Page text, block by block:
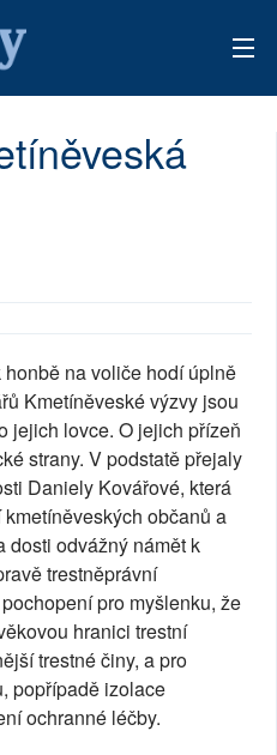
na voliče hodí úplně
Kmetíněveské výzvy jsou
jejich lovce. O jejich přízeň
strany. V podstatě přejaly
Daniely Kovářové, která
občanů a
dosti odvážný námět k
trestněprávní
pro myšlenku, že
hranici trestní
trestné činy, a pro
popřípadě izolace
ochranné léčby.